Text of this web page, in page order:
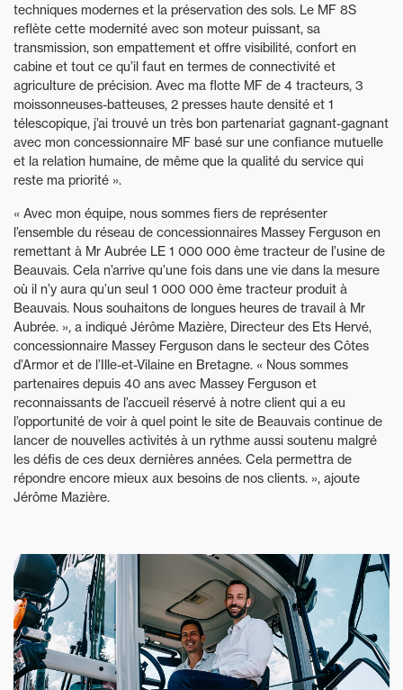
techniques modernes et la préservation des sols. Le MF 8S
reflète cette modernité avec son moteur puissant, sa
transmission, son empattement et offre visibilité, confort en
cabine et tout ce qu’il faut en termes de connectivité et
agriculture de précision. Avec ma flotte MF de 4 tracteurs, 3
moissonneuses-batteuses, 2 presses haute densité et 1
télescopique, j’ai trouvé un très bon partenariat gagnant-gagnant
avec mon concessionnaire MF basé sur une confiance mutuelle
et la relation humaine, de même que la qualité du service qui
reste ma priorité ».
« Avec mon équipe, nous sommes fiers de représenter
l’ensemble du réseau de concessionnaires Massey Ferguson en
remettant à Mr Aubrée LE 1 000 000 ème tracteur de l’usine de
Beauvais. Cela n’arrive qu’une fois dans une vie dans la mesure
où il n’y aura qu’un seul 1 000 000 ème tracteur produit à
Beauvais. Nous souhaitons de longues heures de travail à Mr
Aubrée. », a indiqué Jérôme Mazière, Directeur des Ets Hervé,
concessionnaire Massey Ferguson dans le secteur des Côtes
d’Armor et de l’Ille-et-Vilaine en Bretagne. « Nous sommes
partenaires depuis 40 ans avec Massey Ferguson et
reconnaissants de l’accueil réservé à notre client qui a eu
l’opportunité de voir à quel point le site de Beauvais continue de
lancer de nouvelles activités à un rythme aussi soutenu malgré
les défis de ces deux dernières années. Cela permettra de
répondre encore mieux aux besoins de nos clients. », ajoute
Jérôme Mazière.